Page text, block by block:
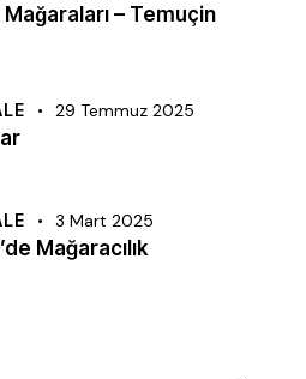
– Temuçin
29 Temmuz 2025
3 Mart 2025
Mağaracılık